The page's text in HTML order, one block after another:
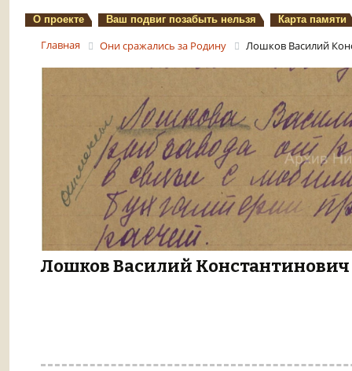
О проекте Ваш подвиг позабыть нельзя Карта памяти
Главная Они сражались за Родину Лошков Василий
Лошков Василий Константинович